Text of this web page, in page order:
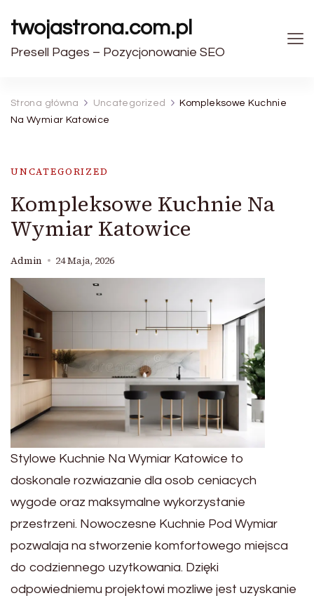
twojastrona.com.pl
Presell Pages – Pozycjonowanie SEO
Strona główna Uncategorized
Kompleksowe Kuchnie
Na Wymiar Katowice
UNCATEGORIZED
Kompleksowe Kuchnie Na
Wymiar Katowice
Admin 24 Maja, 2026
Stylowe Kuchnie Na Wymiar Katowice to
doskonale rozwiazanie dla osob ceniacych
wygode oraz maksymalne wykorzystanie
przestrzeni. Nowoczesne Kuchnie Pod Wymiar
pozwalaja na stworzenie komfortowego miejsca
do codziennego uzytkowania. Dzięki
odpowiedniemu projektowi mozliwe jest uzyskanie